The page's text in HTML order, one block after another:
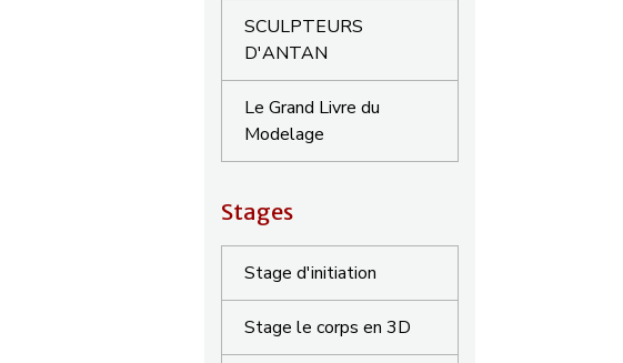
SCULPTEURS
D'ANTAN
Le Grand Livre du
Modelage
Stages
Stage d'initiation
Stage le corps en 3D